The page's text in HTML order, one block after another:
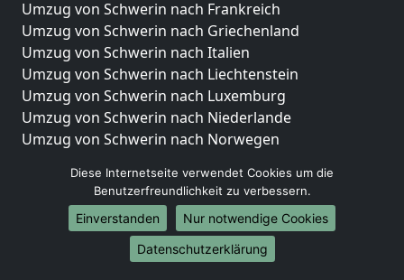
Umzug von Schwerin nach Frankreich
Umzug von Schwerin nach Griechenland
Umzug von Schwerin nach Italien
Umzug von Schwerin nach Liechtenstein
Umzug von Schwerin nach Luxemburg
Umzug von Schwerin nach Niederlande
Umzug von Schwerin nach Norwegen
Umzüge-Deutschlandweit
Umzug von Schwerin nach Berlin
Umzug von Schwerin nach Hamburg
Umzug von Schwerin nach München
Diese Internetseite verwendet Cookies um die
Benutzerfreundlichkeit zu verbessern.
Einverstanden
Nur notwendige Cookies
Datenschutzerklärung